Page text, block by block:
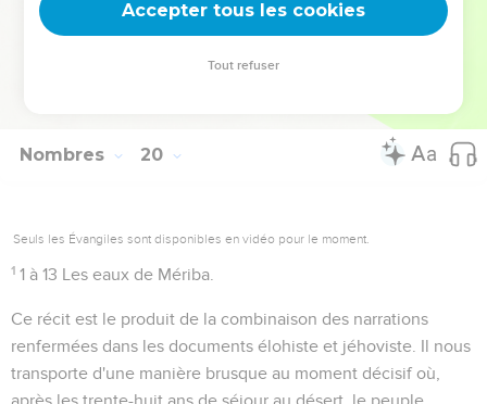
péché qui a attiré la mort sur l'humanité.
Nombres 20
Seuls les Évangiles sont disponibles en vidéo pour le moment.
1 1 à 13 Les eaux de Mériba.
Ce récit est le produit de la combinaison des narrations
renfermées dans les documents élohiste et jéhoviste. Il nous
transporte d'une manière brusque au moment décisif où,
après les trente-huit ans de séjour au désert, le peuple
Accepter tous les cookies
Tout refuser